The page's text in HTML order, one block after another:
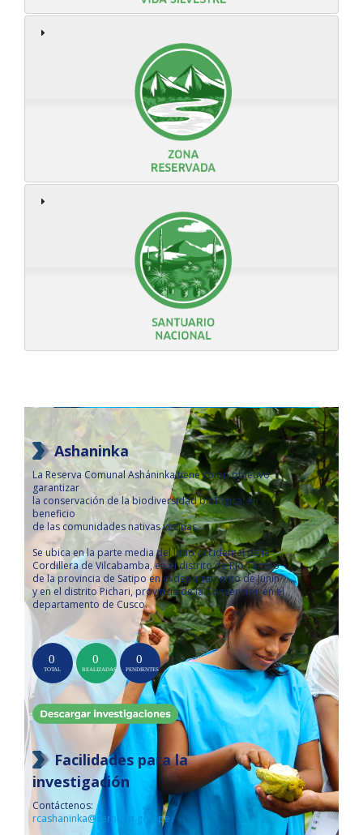
Ashaninka
La Reserva Comunal Asháninka tiene como objetivo
garantizar
la conservación de la biodiversidad biológica, en
beneficio
de las comunidades nativas vecinas.
Se ubica en la parte media del lado occidental de la
Cordillera de Vilcabamba, en el distrito de Río Tambo
de la provincia de Satipo en el departamento de Junín
y en el distrito Pichari, provincia de la Convención en el
departamento de Cusco.
Facilidades para la
investigación
Contáctenos:
rcashaninka@sernanp.gob.pe